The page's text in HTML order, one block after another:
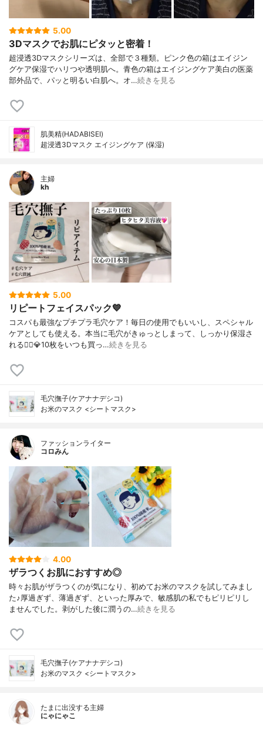
5.00
3Dマスクでお肌にピタッと密着！
超浸透3Dマスクシリーズは、全部で３種類。ピンク色の箱はエイジン
グケア保湿でハリつや透明肌へ。青色の箱はエイジングケア美白の医薬
部外品で、パッと明るい白肌へ。オ…続きを見る
肌美精(HADABISEI)
超浸透3Dマスク エイジングケア (保湿)
主婦
kh
5.00
リピートフェイスパック💙
コスパも最強なプチプラ毛穴ケア！毎日の使用でもいいし、スペシャル
ケアとしても使える。本当に毛穴がきゅっとしまって、しっかり保湿さ
れる🙆‍♀️💎10枚をいつも買っ…続きを見る
毛穴撫子(ケアナナデシコ)
お米のマスク <シートマスク>
ファッションライター
コロみん
4.00
ザラつくお肌におすすめ◎
時々お肌がザラつくのが気になり、初めてお米のマスクを試してみまし
た♪厚過ぎず、薄過ぎず、といった厚みで、敏感肌の私でもピリピリし
ませんでした。剥がした後に潤うの…続きを見る
毛穴撫子(ケアナナデシコ)
お米のマスク <シートマスク>
たまに出没する主婦
にゃにゃこ